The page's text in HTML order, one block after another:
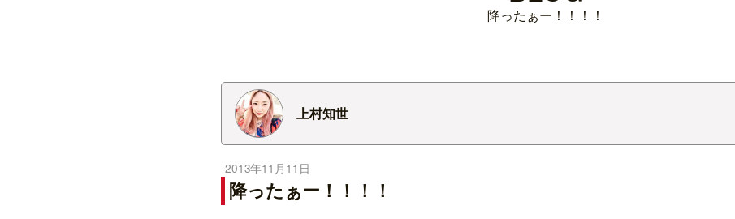
降ったぁー！！！！
上村知世
2013年11月11日
降ったぁー！！！！